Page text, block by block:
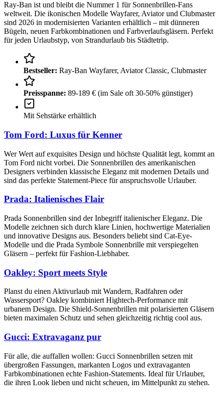
Ray-Ban ist und bleibt die Nummer 1 für Sonnenbrillen-Fans
weltweit. Die ikonischen Modelle Wayfarer, Aviator und Clubmaster
sind 2026 in modernisierten Varianten erhältlich – mit dünneren
Bügeln, neuen Farbkombinationen und Farbverlaufsgläsern. Perfekt
für jeden Urlaubstyp, von Strandurlaub bis Städtetrip.
Bestseller: Ray-Ban Wayfarer, Aviator Classic, Clubmaster
Preisspanne: 89-189 € (im Sale oft 30-50% günstiger)
Mit Sehstärke erhältlich
Tom Ford: Luxus für Kenner
Wer Wert auf exquisites Design und höchste Qualität legt, kommt an
Tom Ford nicht vorbei. Die Sonnenbrillen des amerikanischen
Designers verbinden klassische Eleganz mit modernen Details und
sind das perfekte Statement-Piece für anspruchsvolle Urlauber.
Prada: Italienisches Flair
Prada Sonnenbrillen sind der Inbegriff italienischer Eleganz. Die
Modelle zeichnen sich durch klare Linien, hochwertige Materialien
und innovative Designs aus. Besonders beliebt sind Cat-Eye-
Modelle und die Prada Symbole Sonnenbrille mit verspiegelten
Gläsern – perfekt für Fashion-Liebhaber.
Oakley: Sport meets Style
Planst du einen Aktivurlaub mit Wandern, Radfahren oder
Wassersport? Oakley kombiniert Hightech-Performance mit
urbanem Design. Die Shield-Sonnenbrillen mit polarisierten Gläsern
bieten maximalen Schutz und sehen gleichzeitig richtig cool aus.
Gucci: Extravaganz pur
Für alle, die auffallen wollen: Gucci Sonnenbrillen setzen mit
übergroßen Fassungen, markanten Logos und extravaganten
Farbkombinationen echte Fashion-Statements. Ideal für Urlauber,
die ihren Look lieben und nicht scheuen, im Mittelpunkt zu stehen.